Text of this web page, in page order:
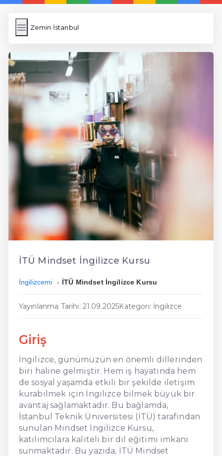
Zemin İstanbul
Zemin İstanbul
Resim Yükle
Wordpress Cache
5 Günde İngilizce
İngilizce
Dil Eğitimi
En Hızlı İngilizce
En Kolay İngilizce
En Ucuz İngilizce
En Uygun İngilizce
Hızlı İngilizce
İTÜ Mindset İngilizce Kursu
İngilizcemi İTÜ Mindset İngilizce Kursu
Yayınlanma Tarihi: 21.09.2025Kategori: İngilizce
Giriş
İngilizce, günümüzün en önemli dillerinden
biri haline gelmiştir. Hem iş hayatında hem
de sosyal yaşamda etkili bir şekilde iletişim
kurabilmek için İngilizce bilmek büyük bir
avantaj sağlamaktadır. Bu bağlamda,
İstanbul Teknik Üniversitesi (İTÜ) tarafından
sunulan Mindset İngilizce Kursu,
katılımcılara kaliteli bir dil eğitimi imkanı
sunmaktadır. Bu yazıda, İTÜ Mindset